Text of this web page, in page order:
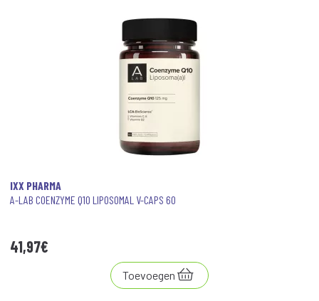
IXX PHARMA
A-LAB COENZYME Q10 LIPOSOMAL V-CAPS 60
41,97€
Toevoegen